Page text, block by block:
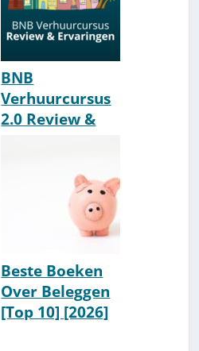
BNB
Verhuurcursus
2.0 Review &
Beste Boeken
Over Beleggen
[Top 10] [2026]